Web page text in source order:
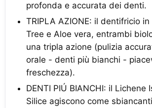
profonda e accurata dei denti.
TRIPLA AZIONE: il dentifricio
Tree e Aloe vera, entrambi
una tripla azione (pulizia
orale - denti più bianchi -
freschezza).
DENTI PIÚ BIANCHI: il Lichene
Silice agiscono come